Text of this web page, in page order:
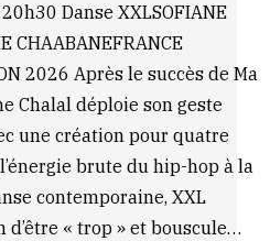
Danse XXLSOFIANE
CHAABANEFRANCE
2026 Après le succès de Ma
Chalal déploie son geste
une création pour quatre
brute du hip-hop à la
contemporaine, XXL
d’être « trop » et bouscule…